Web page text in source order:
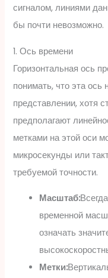
сигналом, линиями
бы почти невозможно.
1. Ось времени
Горизонтальная ось
понимать, что эта ось
представлении, хотя
предполагают
метками на этой оси
микросекунды или
требуемой точности.
Масштаб:
временной
означать
Метки: